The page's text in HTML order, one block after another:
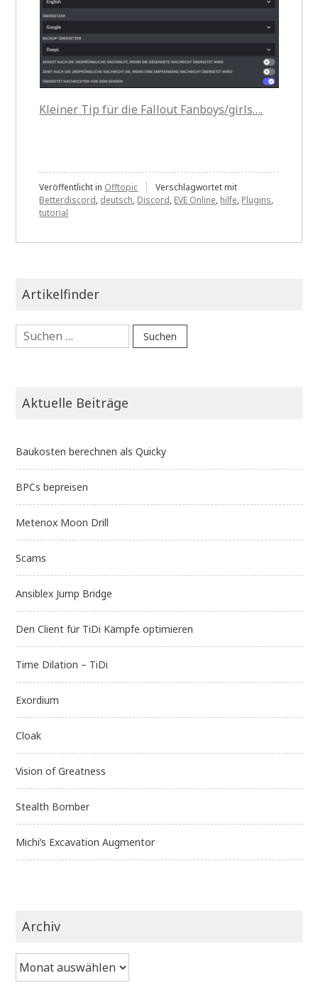
Kleiner Tip für die Fallout Fanboys/girls….
Veröffentlicht in Offtopic
Verschlagwortet mit
Betterdiscord, deutsch, Discord, EVE Online, hilfe, Plugins,
tutorial
Artikelfinder
Suchen
nach:
Aktuelle Beiträge
Baukosten berechnen als Quicky
BPCs bepreisen
Metenox Moon Drill
Scams
Ansiblex Jump Bridge
Den Client für TiDi Kämpfe optimieren
Time Dilation – TiDi
Exordium
Cloak
Vision of Greatness
Stealth Bomber
Michi’s Excavation Augmentor
Archiv